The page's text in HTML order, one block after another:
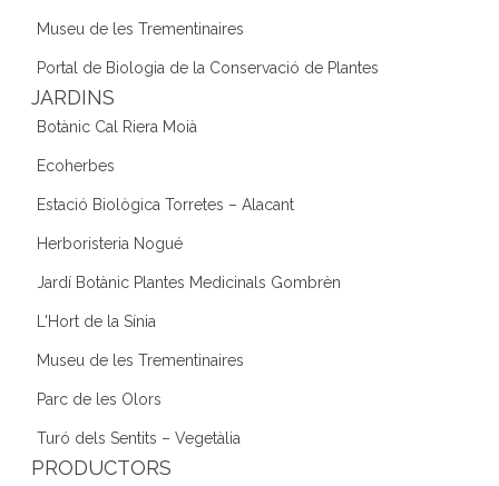
Museu de les Trementinaires
Portal de Biologia de la Conservació de Plantes
JARDINS
Botànic Cal Riera Moià
Ecoherbes
Estació Biològica Torretes – Alacant
Herboristeria Nogué
Jardí Botànic Plantes Medicinals Gombrèn
L'Hort de la Sínia
Museu de les Trementinaires
Parc de les Olors
Turó dels Sentits – Vegetàlia
PRODUCTORS